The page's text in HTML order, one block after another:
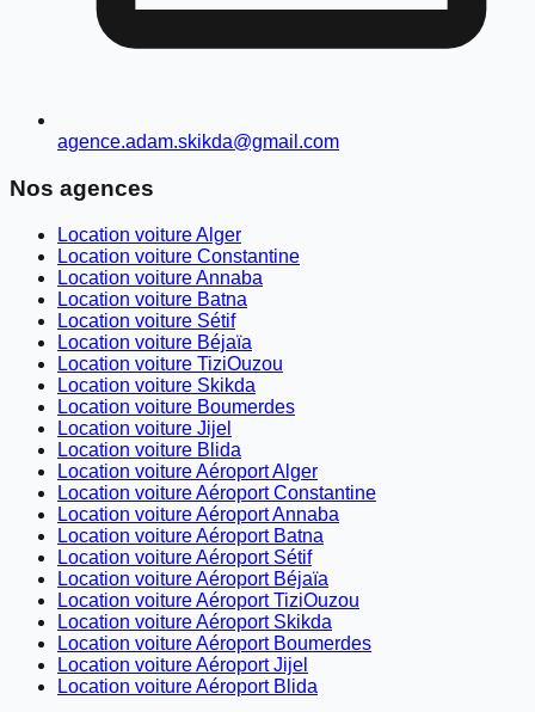
agence.adam.skikda@gmail.com
Nos agences
Location voiture Alger
Location voiture Constantine
Location voiture Annaba
Location voiture Batna
Location voiture Sétif
Location voiture Béjaïa
Location voiture TiziOuzou
Location voiture Skikda
Location voiture Boumerdes
Location voiture Jijel
Location voiture Blida
Location voiture Aéroport Alger
Location voiture Aéroport Constantine
Location voiture Aéroport Annaba
Location voiture Aéroport Batna
Location voiture Aéroport Sétif
Location voiture Aéroport Béjaïa
Location voiture Aéroport TiziOuzou
Location voiture Aéroport Skikda
Location voiture Aéroport Boumerdes
Location voiture Aéroport Jijel
Location voiture Aéroport Blida